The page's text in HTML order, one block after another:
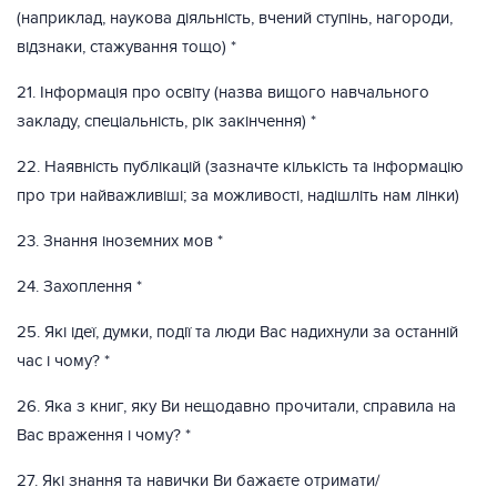
(наприклад, наукова діяльність, вчений ступінь, нагороди,
відзнаки, стажування тощо) *
21. Інформація про освіту (назва вищого навчального
закладу, спеціальність, рік закінчення) *
22. Наявність публікацій (зазначте кількість та інформацію
про три найважливіші; за можливості, надішліть нам лінки)
23. Знання іноземних мов *
24. Захоплення *
25. Які ідеї, думки, події та люди Вас надихнули за останній
час і чому? *
26. Яка з книг, яку Ви нещодавно прочитали, справила на
Вас враження і чому? *
27. Які знання та навички Ви бажаєте отримати/